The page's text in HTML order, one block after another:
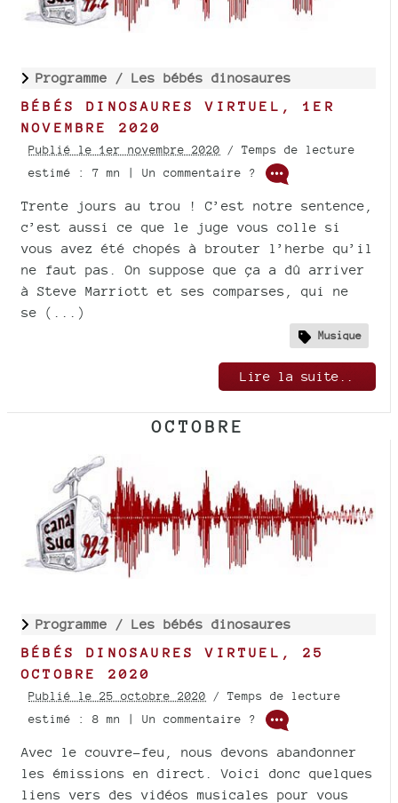
Programme / Les bébés dinosaures
BÉBÉS DINOSAURES VIRTUEL, 1ER
NOVEMBRE 2020
Publié le 1er novembre 2020 / Temps de lecture
estimé : 7 mn | Un commentaire ?
Trente jours au trou ! C’est notre sentence,
c’est aussi ce que le juge vous colle si
vous avez été chopés à brouter l’herbe qu’il
ne faut pas. On suppose que ça a dû arriver
à Steve Marriott et ses comparses, qui ne
se (...)
Musique
Lire la suite..
OCTOBRE
Programme / Les bébés dinosaures
BÉBÉS DINOSAURES VIRTUEL, 25
OCTOBRE 2020
Publié le 25 octobre 2020 / Temps de lecture
estimé : 8 mn | Un commentaire ?
Avec le couvre-feu, nous devons abandonner
les émissions en direct. Voici donc quelques
liens vers des vidéos musicales pour vous